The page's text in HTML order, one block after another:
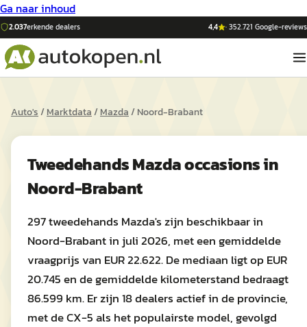
Ga naar inhoud
2.037erkende dealers 4,4 ·352.721 Google-reviews
Auto's/Marktdata/Mazda/Noord-Brabant
TweedehandsMazdaoccasions in
Noord-Brabant
297 tweedehands Mazda's zijn beschikbaar in
Noord-Brabant in juli 2026, met een gemiddelde
vraagprijs van EUR 22.622. De mediaan ligt op EUR
20.745 en de gemiddelde kilometerstand bedraagt
86.599 km. Er zijn 18 dealers actief in de provincie,
met de CX-5 als het populairste model, gevolgd